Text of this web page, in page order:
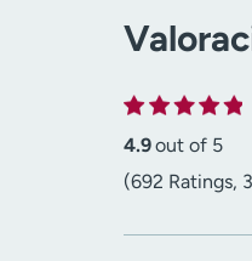
4.9out of 5
(692 Ratings,